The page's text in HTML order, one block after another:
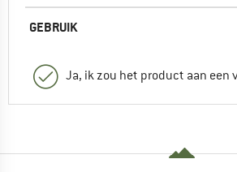
GEBRUIK
Ja, ik zou het product aan een